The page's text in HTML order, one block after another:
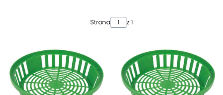
Strona z 1